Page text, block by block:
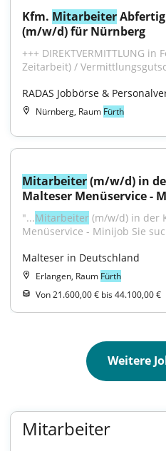
Kfm. Mitarbeiter
(m/w/d) für Nürnberg
+++ DIREKTVERMITTLUNG
Zeitarbeit) /
RADAS Jobbörse &
Nürnberg, Raum Fürth
Mitarbeiter (m/w/d) in
Malteser Menüservice -
"...Mitarbeiter (m/w/d) in der
Menüservice - Minijob Sie
Malteser in Deutschland
Erlangen, Raum Fürth
Von 21.600,00 € bis 44.100,00 €
Weitere
Mitarbeiter